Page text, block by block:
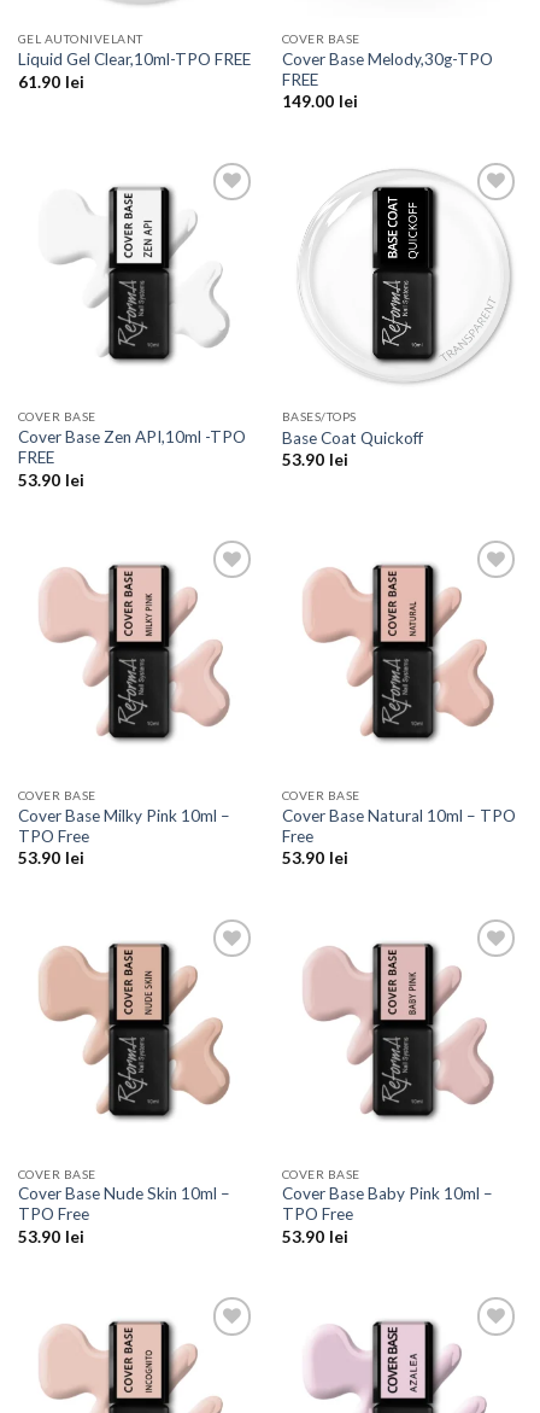
GEL AUTONIVELANT
Liquid Gel Clear,10ml-TPO FREE
61.90 lei
COVER BASE
Cover Base Melody,30g-TPO
FREE
149.00 lei
Wishlist
COVER BASE
Cover Base Zen API,10ml -TPO
FREE
53.90 lei
Add to
Wishlist
BASES/TOPS
Base Coat Quickoff
53.90 lei
Wishlist
COVER BASE
Cover Base Milky Pink 10ml –
TPO Free
53.90 lei
Wishlist
COVER BASE
Cover Base Natural 10ml – TPO
Free
53.90 lei
Wishlist
COVER BASE
Cover Base Nude Skin 10ml –
TPO Free
53.90 lei
Wishlist
COVER BASE
Cover Base Baby Pink 10ml –
TPO Free
53.90 lei
Wishlist
Wishlist